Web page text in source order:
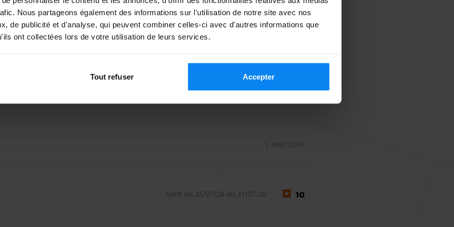
Nous partageons également des informations sur l'utilisation de notre site avec nos
de publicité et d'analyse, qui peuvent combiner celles-ci avec d'autres informations que
ont collectées lors de votre utilisation de leurs services.
Tout refuser Accepter
pour les transferts entre 00h00 et 06h00.
pour le transport de bagages volumineux
de parking facture 25 € par jour supplémentaire.
Garé du 22/07/26 au 29/07/26
5 août 2026
Garé du 25/07/26 au 31/07/26 10